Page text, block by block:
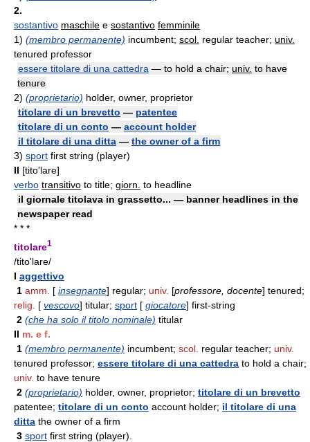
2.
sostantivo maschile e sostantivo femminile
1) (membro permanente) incumbent; scol. regular teacher; univ.
tenured professor
essere titolare di una cattedra — to hold a chair; univ. to have
tenure
2) (proprietario) holder, owner, proprietor
titolare di un brevetto — patentee
titolare di un conto — account holder
il titolare di una ditta — the owner of a firm
3) sport first string (player)
II [tito'lare]
verbo transitivo to title; giorn. to headline
il giornale titolava in grassetto... — banner headlines in the
newspaper read
* * *
titolare1
/tito'lare/
I aggettivo
1 amm. [ insegnante] regular; univ. [professore, docente] tenured;
relig.
[ vescovo] titular; sport [ giocatore] first-string
2 (che ha solo il titolo nominale) titular
II m. e f.
1 (membro permanente) incumbent; scol. regular teacher; univ.
tenured professor; essere titolare di una cattedra to hold a chair;
univ. to have tenure
2 (proprietario) holder, owner, proprietor; titolare di un brevetto
patentee; titolare di un conto account holder; il titolare di una
ditta the owner of a firm
3 sport first string (player).